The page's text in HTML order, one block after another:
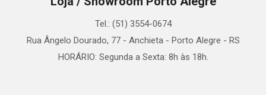
Tel.: (51) 3554-0674
Rua Ângelo Dourado, 77 - Anchieta - Porto Alegre - RS
HORÁRIO: Segunda a Sexta: 8h às 18h.